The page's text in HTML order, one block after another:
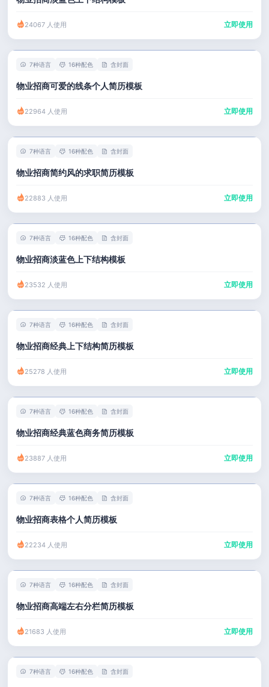
24067 人使用 立即使用
7种语言 16种配色 含封面
物业招商可爱的线条个人简历模板
22964 人使用 立即使用
7种语言 16种配色 含封面
物业招商简约风的求职简历模板
22883 人使用 立即使用
7种语言 16种配色 含封面
物业招商淡蓝色上下结构模板
23532 人使用 立即使用
7种语言 16种配色 含封面
物业招商经典上下结构简历模板
25278 人使用 立即使用
7种语言 16种配色 含封面
物业招商经典蓝色商务简历模板
23887 人使用 立即使用
7种语言 16种配色 含封面
物业招商表格个人简历模板
22234 人使用 立即使用
7种语言 16种配色 含封面
物业招商高端左右分栏简历模板
21683 人使用 立即使用
7种语言 16种配色 含封面